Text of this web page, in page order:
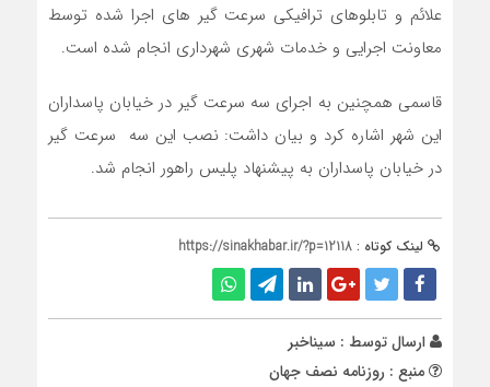
علائم و تابلوهای ترافیکی سرعت گیر های اجرا شده توسط
معاونت اجرایی و خدمات شهری شهرداری انجام شده است.
قاسمی همچنین به اجرای سه سرعت گیر در خیابان پاسداران
این شهر اشاره کرد و بیان داشت: نصب این سه سرعت گیر
در خیابان پاسداران به پیشنهاد پلیس راهور انجام شد.
لینک کوتاه : https://sinakhabar.ir/?p=12118
ارسال توسط : سیناخبر
منبع : روزنامه نصف جهان